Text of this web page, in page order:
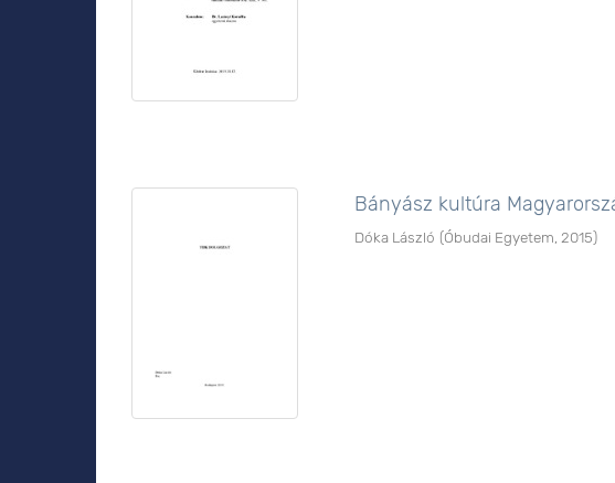
Bányász kultúra
Dóka László (Óbudai Egyetem 2015)